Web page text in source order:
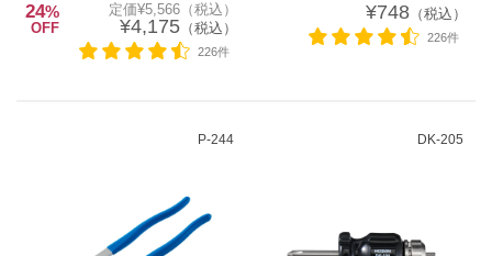
24%
OFF
定価¥5,566（税込）
¥4,175（税込）
226件
¥748（税込）
226件
P-244 DK-205